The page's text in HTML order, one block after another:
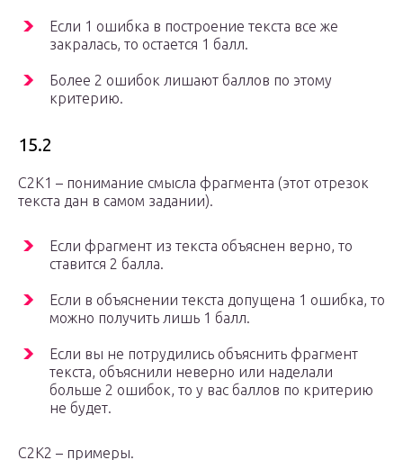
Если 1 ошибка в построение текста все же
закралась, то остается 1 балл.
Более 2 ошибок лишают баллов по этому
критерию.
15.2
С2К1 – понимание смысла фрагмента (этот отрезок
текста дан в самом задании).
Если фрагмент из текста объяснен верно, то
ставится 2 балла.
Если в объяснении текста допущена 1 ошибка, то
можно получить лишь 1 балл.
Если вы не потрудились объяснить фрагмент
текста, объяснили неверно или наделали
больше 2 ошибок, то у вас баллов по критерию
не будет.
С2К2 – примеры.